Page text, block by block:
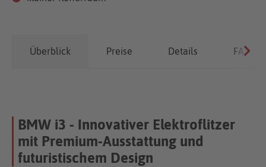
Überblick Preise Details FAQ
BMW i3 - Innovativer Elektroflitzer
mit Premium-Ausstattung und
futuristischem Design